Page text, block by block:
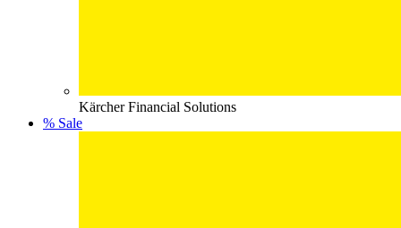
Kärcher Financial Solutions
% Sale